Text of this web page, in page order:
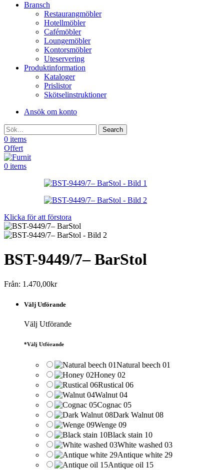
Bransch
Restaurangmöbler
Hotellmöbler
Cafémöbler
Loungemöbler
Kontorsmöbler
Uteservering
Produktinformation
Kataloger
Prislistor
Skötselinstruktioner
Ansök om konto
Search
0 items
Offert
0 items
Klicka för att förstora
BST-9449/7– BarStol
Från: 1.470,00kr
Välj Utförande
Välj Utförande
*Välj Utförande
Natural beech 01
Honey 02
Rustical 06
Walnut 04
Cognac 05
Dark Walnut 08
Wenge 09
Black stain 10
White washed 03
Antique white 29
Antique oil 15